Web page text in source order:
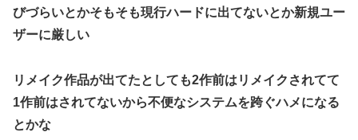
びづらいとかそもそも現行ハードに出てないとか新規ユー
ザーに厳しい
リメイク作品が出てたとしても2作前はリメイクされてて
1作前はされてないから不便なシステムを跨ぐハメになる
とかな